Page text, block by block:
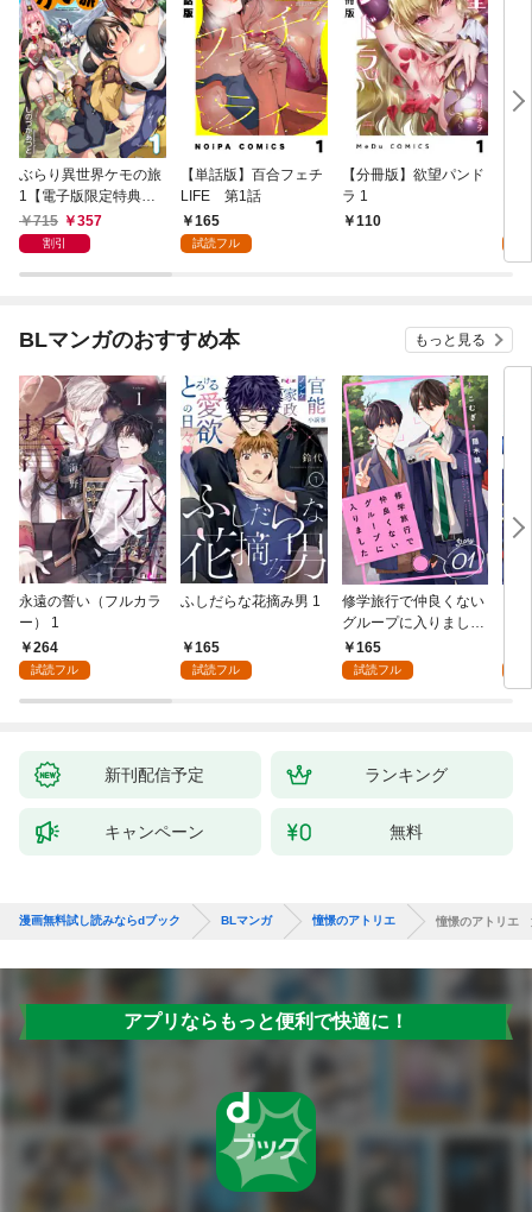
ぶらり異世界ケモの旅
1【電子版限定特典付
き】715 357
割引
【単話版】百合フェチ
LIFE 第1話
165
試読フル
【分冊版】欲望パンド
ラ 1
110
BLマンガのおすすめ本 もっと見る
永遠の誓い（フルカラ
ー） 1
264
試読フル
ふしだらな花摘み男 1
165
試読フル
修学旅行で仲良くない
グループに入りました
【単話版】1巻
165
試読フル
が
ら
新刊配信予定 ランキング
キャンペーン 無料
漫画無料試し読みならdブック BLマンガ 憧憬のアトリエ 憧憬のアトリエ
アプリならもっと便利で快適に！